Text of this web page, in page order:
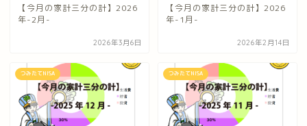
【今月の家計三分の計】2026
年-2月-
2026年3月6日
【今月の家計三分の計】2026
年-1月-
2026年2月14日
つみたてNISA つみたてNISA